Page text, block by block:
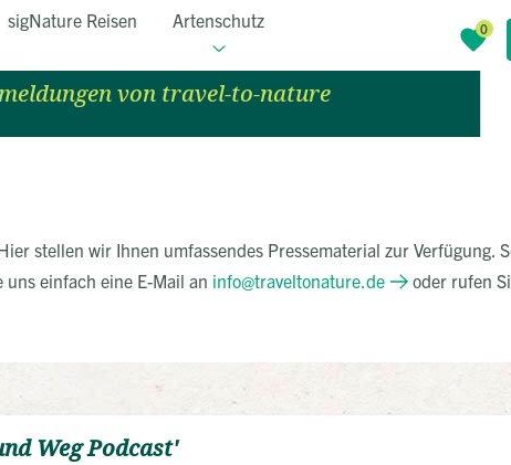
sigNature Reisen Artenschutz
Pressetexte
von travel-to-nature
stellen wir Ihnen umfassendes Pressematerial zur Verfügung.
einfach eine E-Mail an info@traveltonature.de
oder rufen
Weg Podcast'